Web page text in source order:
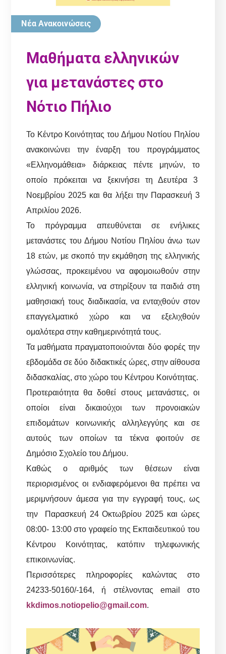
Νέα Ανακοινώσεις
Μαθήματα ελληνικών
για μετανάστες στο
Νότιο Πήλιο
Το Κέντρο Κοινότητας του Δήμου Νοτίου Πηλίου
ανακοινώνει την έναρξη του προγράμματος
«Ελληνομάθεια» διάρκειας πέντε μηνών, το
οποίο πρόκειται να ξεκινήσει τη Δευτέρα 3
Νοεμβρίου 2025 και θα λήξει την Παρασκευή 3
Απριλίου 2026.
Το πρόγραμμα απευθύνεται σε ενήλικες
μετανάστες του Δήμου Νοτίου Πηλίου άνω των
18 ετών, με σκοπό την εκμάθηση της ελληνικής
γλώσσας, προκειμένου να αφομοιωθούν στην
ελληνική κοινωνία, να στηρίξουν τα παιδιά στη
μαθησιακή τους διαδικασία, να ενταχθούν στον
επαγγελματικό χώρο και να εξελιχθούν
ομαλότερα στην καθημερινότητά τους.
Τα μαθήματα πραγματοποιούνται δύο φορές την
εβδομάδα σε δύο διδακτικές ώρες, στην αίθουσα
διδασκαλίας, στο χώρο του Κέντρου Κοινότητας.
Προτεραιότητα θα δοθεί στους μετανάστες, οι
οποίοι είναι δικαιούχοι των προνοιακών
επιδομάτων κοινωνικής αλληλεγγύης και σε
αυτούς των οποίων τα τέκνα φοιτούν σε
Δημόσιο Σχολείο του Δήμου.
Καθώς ο αριθμός των θέσεων είναι
περιορισμένος οι ενδιαφερόμενοι θα πρέπει να
μεριμνήσουν άμεσα για την εγγραφή τους, ως
την Παρασκευή 24 Οκτωβρίου 2025 και ώρες
08:00- 13:00 στο γραφείο της Εκπαιδευτικού του
Κέντρου Κοινότητας, κατόπιν τηλεφωνικής
επικοινωνίας.
Περισσότερες πληροφορίες καλώντας στο
24233-50160/-164, ή στέλνοντας email στο
kkdimos.notiopelio@gmail.com.